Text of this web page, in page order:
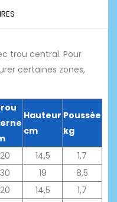
trou central. Pour
certaines zones,
Hauteur
cm
Poussée
kg
20 14,5
1,7
30 19
8,5
20 14,5
1,7